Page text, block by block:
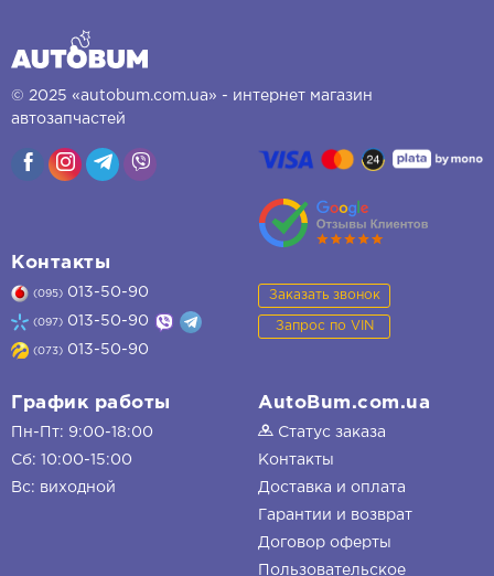
© 2025 «autobum.com.ua» - интернет магазин
автозапчастей
Контакты
(095) 013-50-90
(097) 013-50-90
(073) 013-50-90
Заказать звонок
Запрос по VIN
График работы
Пн-Пт: 9:00-18:00
Сб: 10:00-15:00
Вс: виходной
AutoBum.com.ua
Статус заказа
Контакты
Доставка и оплата
Гарантии и возврат
Договор оферты
Пользовательское